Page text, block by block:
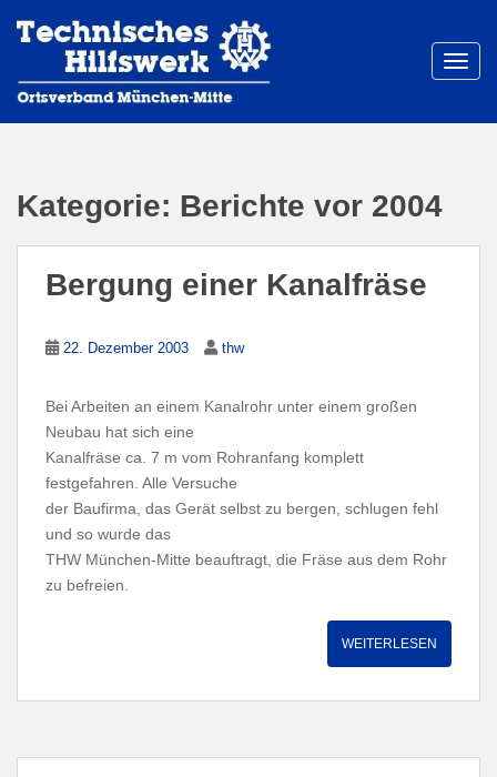
Kategorie: Berichte vor 2004
Bergung einer Kanalfräse
22. Dezember 2003 thw
Bei Arbeiten an einem Kanalrohr unter einem großen
Neubau hat sich eine
Kanalfräse ca. 7 m vom Rohranfang komplett
festgefahren. Alle Versuche
der Baufirma, das Gerät selbst zu bergen, schlugen fehl
und so wurde das
THW München-Mitte beauftragt, die Fräse aus dem Rohr
zu befreien.
WEITERLESEN